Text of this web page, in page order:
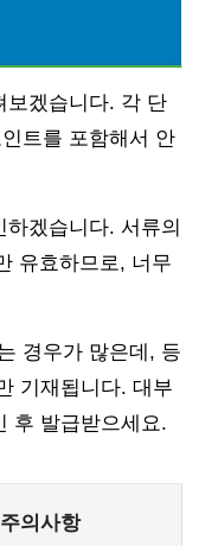
보겠습니다. 각 단
트를 포함해서 안
겠습니다. 서류의
유효하므로, 너무
경우가 많은데, 등
기재됩니다. 대부
후 발급받으세요.
주의사항